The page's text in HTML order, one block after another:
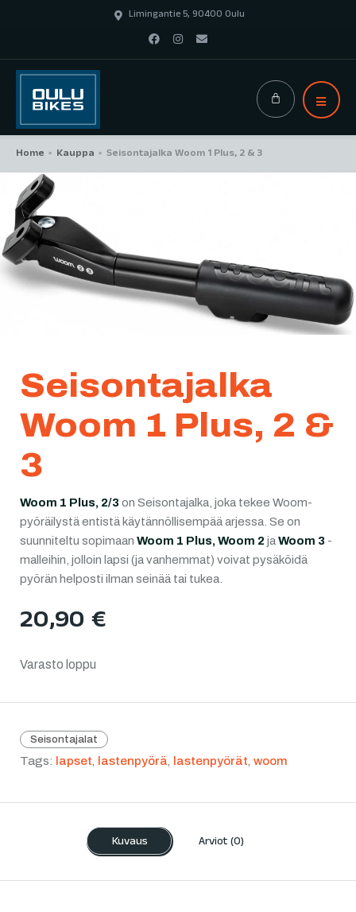
Limingantie 5, 90400 Oulu
Home > Kauppa > Seisontajalka Woom 1 Plus, 2 & 3
Seisontajalka
Woom 1 Plus, 2 &
3
Woom 1 Plus, 2/3 on Seisontajalka, joka tekee Woom-
pyöräilystä entistä käytännöllisempää arjessa. Se on
suunniteltu sopimaan Woom 1 Plus, Woom 2 jaWoom 3 -
malleihin, jolloin lapsi (ja vanhemmat) voivat pysäköidä
pyörän helposti ilman seinää tai tukea.
20,90 €
Varasto loppu
Seisontajalat
Tags: lapset lastenpyörä lastenpyörät woom
Kuvaus Arviot (0)